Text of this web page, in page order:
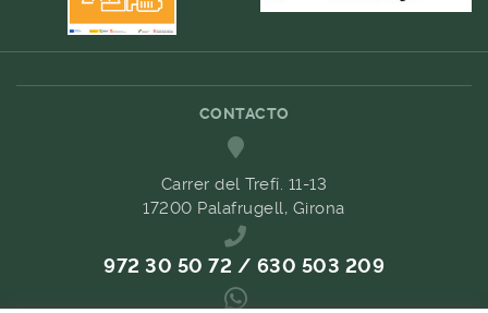
CONTACTO
Carrer del Trefí. 11-13
17200 Palafrugell, Girona
972 30 50 72 / 630 503 209